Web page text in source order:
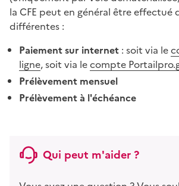
la CFE peut en général être effectué
différentes :
Paiement sur internet : soit via le
ligne, soit via lecompte
Prélèvement mensuel
Prélèvement à l'échéance
Qui peut m'aider ?